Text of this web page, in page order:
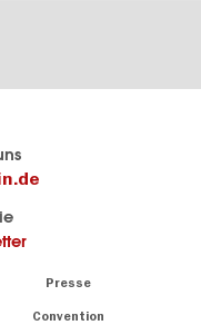
Presse
Convention